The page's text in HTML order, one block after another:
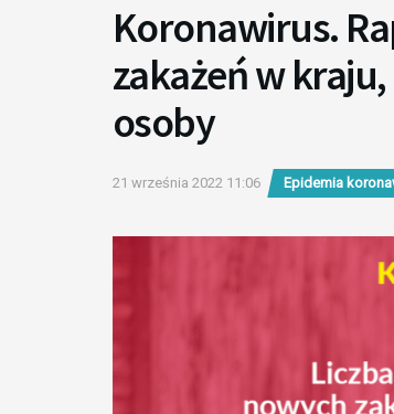
Koronawirus.
zakażeń w
osoby
21 września 2022 11:06 Epidemia